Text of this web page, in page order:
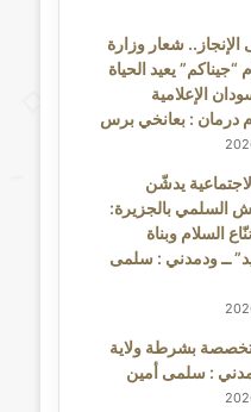
شعار وزارة
“جيناكم” يعيد الحياة
الإعلامية
ام درمان : بعانخي برس
يدشّن
السلمي بالجزيرة:
السلام وبناة
ــ ودمدني : سلمى
بشرطة ولاية
مدني : سلمى أمين